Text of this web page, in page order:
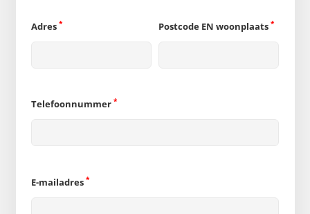
Adres * Postcode EN woonplaats *
Telefoonnummer *
E-mailadres *